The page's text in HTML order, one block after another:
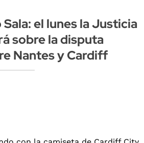
el lunes la Justicia
sobre la disputa
Nantes y Cardiff